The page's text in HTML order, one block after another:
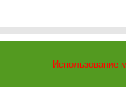
Использование